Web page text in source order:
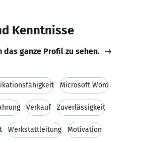
Kenntnisse
das ganze Profil zu sehen.
Microsoft Word
Verkauf Zuverlässigkeit
Werkstattleitung Motivation